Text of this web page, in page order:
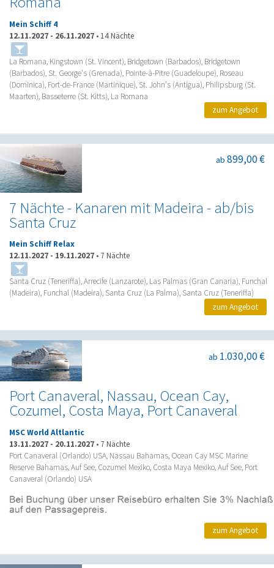
Mein Schiff 4
12.11.2027 - 26.11.2027 • 14 Nächte
La Romana, Kingstown (St. Vincent), Bridgetown (Barbados), Bridgetown
(Barbados), St. George's (Grenada), Pointe-à-Pitre (Guadeloupe), Roseau
(Dominica), Fort-de-France (Martinique), St. John's (Antigua), Philipsburg (St.
Maarten), Basseterre (St. Kitts), La Romana
zum Angebot
7 Nächte - Kanaren mit Madeira - ab/bis
Santa Cruz
ab 899,00 €
Mein Schiff Relax
12.11.2027 - 19.11.2027 • 7 Nächte
Santa Cruz (Teneriffa), Arrecife (Lanzarote), Las Palmas (Gran Canaria), Funchal
(Madeira), Funchal (Madeira), Santa Cruz (La Palma), Santa Cruz (Teneriffa)
zum Angebot
Port Canaveral, Nassau, Ocean Cay,
Cozumel, Costa Maya, Port Canaveral
ab 1.030,00 €
MSC World Altlantic
13.11.2027 - 20.11.2027 • 7 Nächte
Port Canaveral (Orlando) USA, Nassau Bahamas, Ocean Cay MSC Marine
Reserve Bahamas, Auf See, Cozumel Mexiko, Costa Maya Mexiko, Auf See, Port
Canaveral (Orlando) USA
zum Angebot